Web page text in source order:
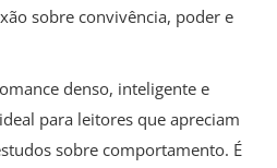
sobre convivência, poder e
denso, inteligente e
para leitores que apreciam
sobre comportamento. É